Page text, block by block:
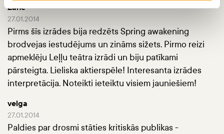
Zane
27.01.2014
Pirms šīs izrādes bija redzēts Spring awakening
brodvejas iestudējums un zināms sižets. Pirmo reizi
apmeklēju Leļļu teātra izrādi un biju patīkami
pārsteigta. Lieliska aktierspēle! Interesanta izrādes
interpretācija. Noteikti ieteiktu visiem jauniešiem!
velga
27.01.2014
Paldies par drosmi stāties kritiskās publikas -